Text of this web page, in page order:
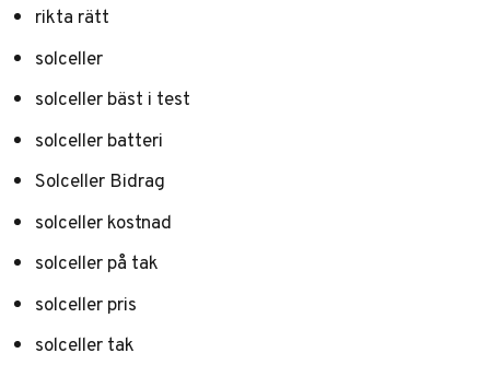
rikta rätt
solceller
solceller bäst i test
solceller batteri
Solceller Bidrag
solceller kostnad
solceller på tak
solceller pris
solceller tak